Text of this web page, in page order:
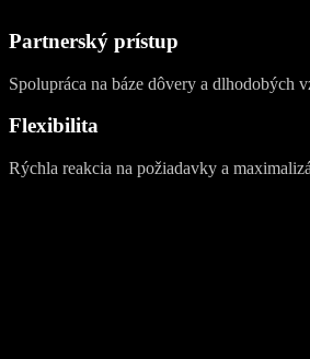
Partnerský prístup
Spolupráca na báze dôvery a dlhodobých
Flexibilita
Rýchla reakcia na požiadavky a